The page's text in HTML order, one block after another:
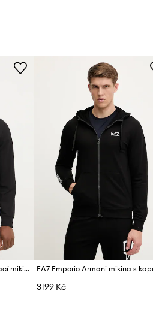
EA7 Emporio Armani rozepínací mikina pánská s bavlnou
3199 Kč